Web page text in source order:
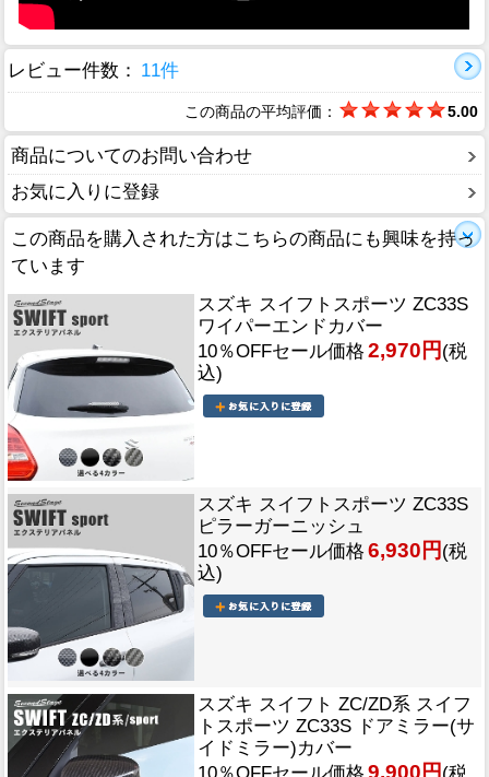
レビュー件数： 11件
この商品の平均評価： 5.00
商品についてのお問い合わせ
お気に入りに登録
この商品を購入された方はこちらの商品にも興味を持っ
ています
スズキ スイフトスポーツ ZC33S
ワイパーエンドカバー
10％OFFセール価格 2,970円 (税
込)
スズキ スイフトスポーツ ZC33S
ピラーガーニッシュ
10％OFFセール価格 6,930円 (税
込)
スズキ スイフト ZC/ZD系 スイフ
トスポーツ ZC33S ドアミラー(サ
イドミラー)カバー
9,900円